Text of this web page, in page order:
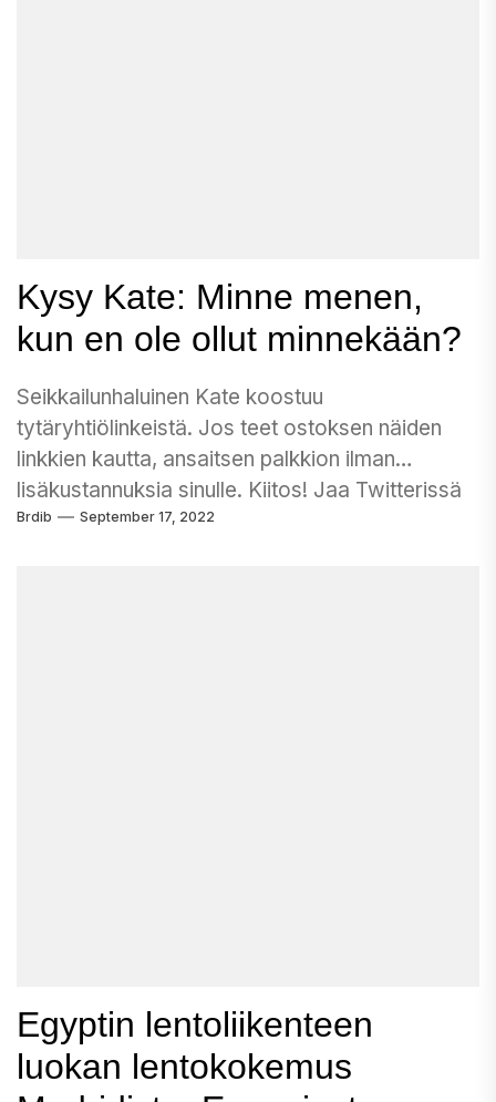
Kysy Kate: Minne menen,
kun en ole ollut minnekään?
Seikkailunhaluinen Kate koostuu
tytäryhtiölinkeistä. Jos teet ostoksen näiden
linkkien kautta, ansaitsen palkkion ilman
lisäkustannuksia sinulle. Kiitos! Jaa Twitterissä
Jaa Facebookissa...
Brdib September 17, 2022
Egyptin lentoliikenteen
luokan lentokokemus